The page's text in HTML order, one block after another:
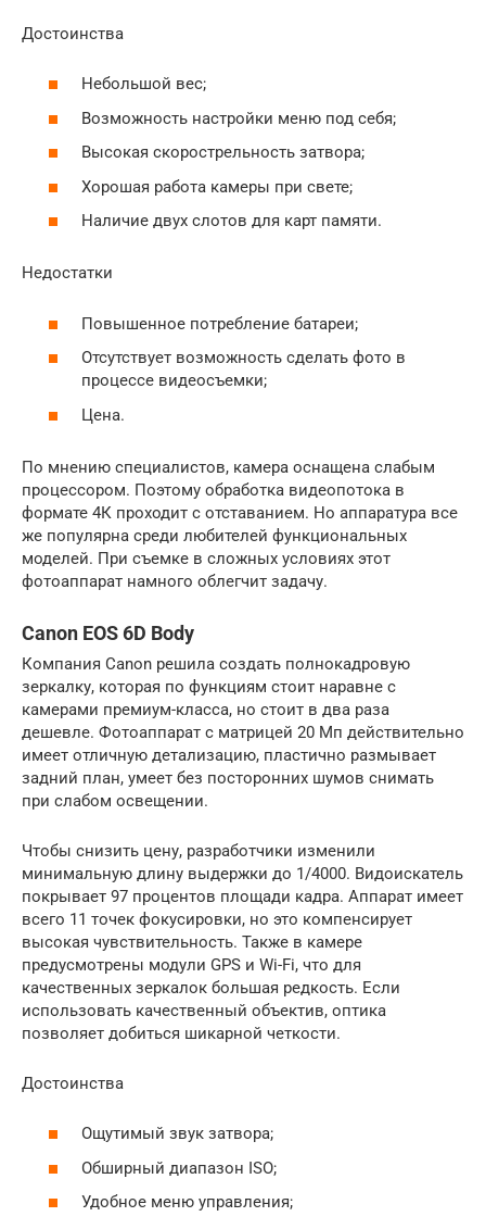
Достоинства
Небольшой вес;
Возможность настройки меню под себя;
Высокая скорострельность затвора;
Хорошая работа камеры при свете;
Наличие двух слотов для карт памяти.
Недостатки
Повышенное потребление батареи;
Отсутствует возможность сделать фото в
процессе видеосъемки;
Цена.
По мнению специалистов, камера оснащена слабым
процессором. Поэтому обработка видеопотока в
формате 4К проходит с отставанием. Но аппаратура все
же популярна среди любителей функциональных
моделей. При съемке в сложных условиях этот
фотоаппарат намного облегчит задачу.
Canon EOS 6D Body
Компания Canon решила создать полнокадровую
зеркалку, которая по функциям стоит наравне с
камерами премиум-класса, но стоит в два раза
дешевле. Фотоаппарат с матрицей 20 Мп действительно
имеет отличную детализацию, пластично размывает
задний план, умеет без посторонних шумов снимать
при слабом освещении.
Чтобы снизить цену, разработчики изменили
минимальную длину выдержки до 1/4000. Видоискатель
покрывает 97 процентов площади кадра. Аппарат имеет
всего 11 точек фокусировки, но это компенсирует
высокая чувствительность. Также в камере
предусмотрены модули GPS и Wi-Fi, что для
качественных зеркалок большая редкость. Если
использовать качественный объектив, оптика
позволяет добиться шикарной четкости.
Достоинства
Ощутимый звук затвора;
Обширный диапазон ISO;
Удобное меню управления;